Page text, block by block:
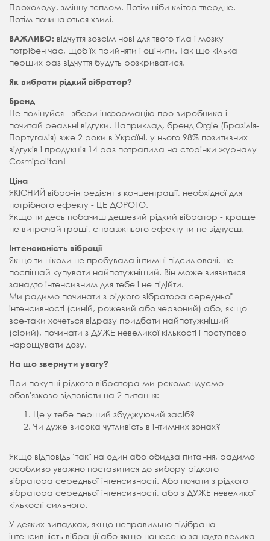
Прохолоду, змінну теплом. Потім ніби клітор твердне.
Потім починаються хвилі.
ВАЖЛИВО: відчуття зовсім нові для твого тіла і мозку
потрібен час, щоб їх прийняти і оцінити. Так що кілька
перших раз відчуття будуть розкриватися.
Як вибрати рідкий вібратор?
Бренд
Не полінуйся - збери інформацію про виробника і
почитай реальні відгуки. Наприклад, бренд Orgie (Бразілія-
Португалія) вже 2 роки в Україні, у нього 98% позитивних
відгуків і продукція 14 раз потрапила на сторінки журналу
Cosmipolitan!
Ціна
ЯКІСНИЙ вібро-інгредієнт в концентрації, необхідної для
потрібного ефекту - ЦЕ ДОРОГО.
Якщо ти десь побачиш дешевий рідкий вібратор - краще
не витрачай гроші, справжнього ефекту ти не відчуєш.
Інтенсивність вібрації
Якщо ти ніколи не пробувала інтимні підсилювачі, не
поспішай купувати найпотужніший. Він може виявитися
занадто інтенсивним для тебе і не підійти.
Ми радимо починати з рідкого вібратора середньої
інтенсивності (синій, рожевий або червоний) або, якщо
все-таки хочеться відразу придбати найпотужніший
(сірий), починати з ДУЖЕ невеликої кількості і поступово
нарощувати дозу.
На що звернути увагу?
При покупці рідкого вібратора ми рекомендуємо
обов'язково відповісти на 2 питання:
Це у тебе перший збуджуючий засіб?
Чи дуже висока чутливість в інтимних зонах?
Якщо відповідь "так" на один або обидва питання, радимо
особливо уважно поставитися до вибору рідкого
вібратора середньої інтенсивності. Або почати з рідкого
вібратора середньої інтенсивності, або з ДУЖЕ невеликої
кількості сильного.
У деяких випадках, якщо неправильно підібрана
інтенсивність вібрації або якщо нанесено занадто велика